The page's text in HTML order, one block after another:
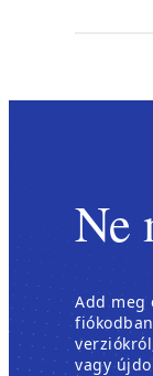
Ne
Add meg
vagy